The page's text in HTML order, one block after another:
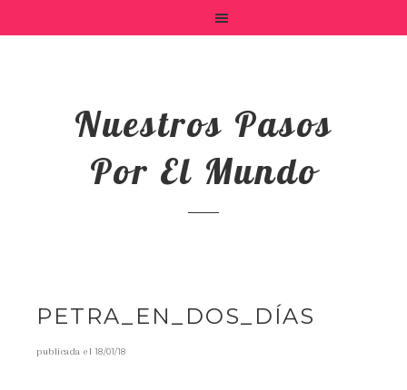
Nuestros Pasos
Por El Mundo
PETRA_EN_DOS_DÍAS
publicada el18/01/18